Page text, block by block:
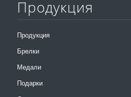
Продукция
Продукция
Брелки
Медали
Подарки